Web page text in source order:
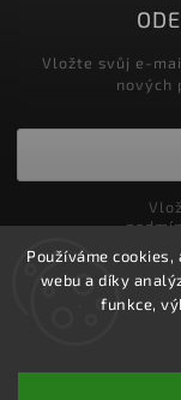
Používáme
webu a díky
funkce,
Vložte svůj e-
nových